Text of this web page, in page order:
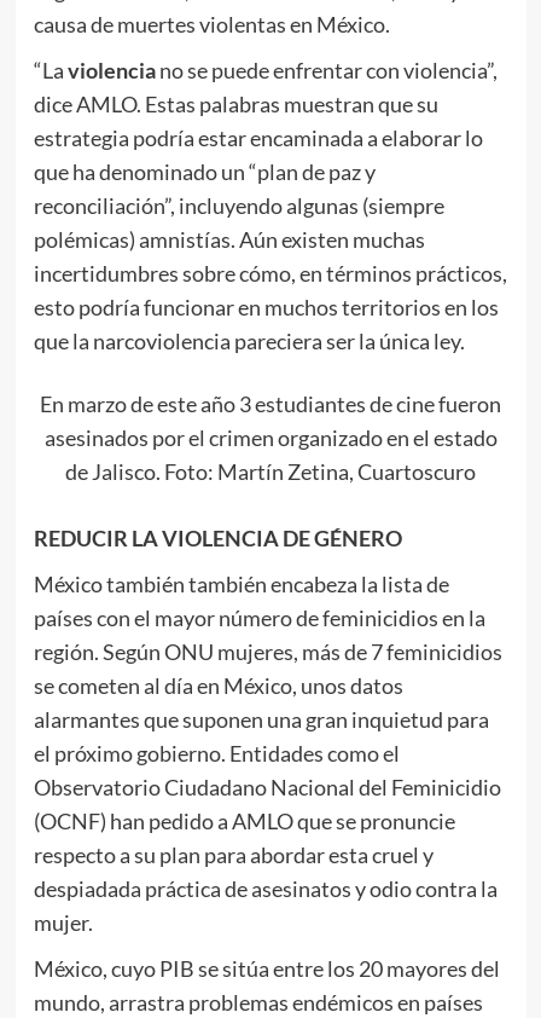
causa de muertes violentas en México.
“Laviolenciano se puede enfrentar con violencia”,
dice AMLO. Estas palabras muestran que su
estrategia podría estar encaminada a elaborar lo
que ha denominado un “plan de paz y
reconciliación”, incluyendo algunas (siempre
polémicas) amnistías. Aún existen muchas
incertidumbres sobre cómo, en términos prácticos,
esto podría funcionar en muchos territorios en los
que la narcoviolencia pareciera ser la única ley.
En marzo de este año 3 estudiantes de cine fueron
asesinados por el crimen organizado en el estado
de Jalisco. Foto: Martín Zetina, Cuartoscuro
REDUCIR LA VIOLENCIA DE GÉNERO
México también también encabeza la lista de
países con el mayor número de feminicidios en la
región. Según ONU mujeres, más de 7 feminicidios
se cometen al día en México, unos datos
alarmantes que suponen una gran inquietud para
el próximo gobierno. Entidades como el
Observatorio Ciudadano Nacional del Feminicidio
(OCNF) han pedido a AMLO que se pronuncie
respecto a su plan para abordar esta cruel y
despiadada práctica de asesinatos y odio contra la
mujer.
México, cuyo PIB se sitúa entre los 20 mayores del
mundo, arrastra problemas endémicos en países